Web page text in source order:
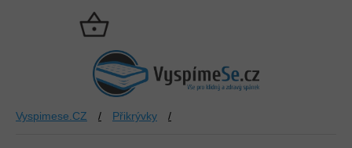
NÁKUPNÍ
KOŠÍK
Vyspimese.CZ / Přikrývky /